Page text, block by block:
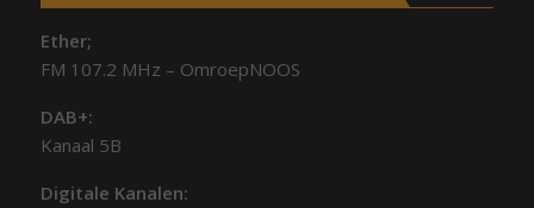
Ether;
FM 107.2 MHz – OmroepNOOS
DAB+:
Kanaal 5B
Digitale Kanalen: